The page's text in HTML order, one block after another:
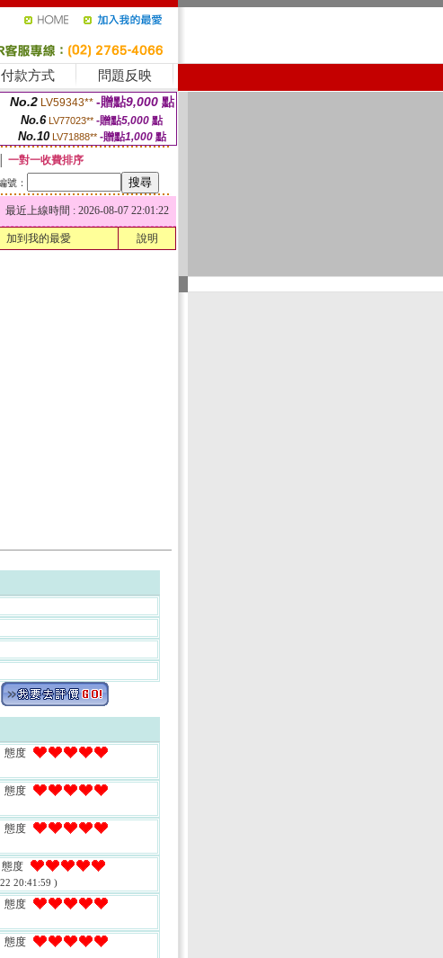
付款方式 問題反映
No.2 LV59343** -贈點9,000 點
No.6 LV77023** -贈點5,000點
No.10 LV71888** -贈點1,000 點
一對一收費排序
號：
最近上線時間 : 2026-08-07 22:01:22
加到我的最愛 說明
態度
態度
態度
態度
20:41:59 )
態度
態度